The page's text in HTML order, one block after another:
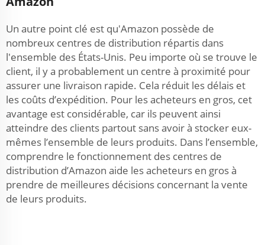
Un autre point clé est qu'Amazon possède de
nombreux centres de distribution répartis dans
l'ensemble des États-Unis. Peu importe où se trouve le
client, il y a probablement un centre à proximité pour
assurer une livraison rapide. Cela réduit les délais et
les coûts d’expédition. Pour les acheteurs en gros, cet
avantage est considérable, car ils peuvent ainsi
atteindre des clients partout sans avoir à stocker eux-
mêmes l’ensemble de leurs produits. Dans l’ensemble,
comprendre le fonctionnement des centres de
distribution d’Amazon aide les acheteurs en gros à
prendre de meilleures décisions concernant la vente
de leurs produits.